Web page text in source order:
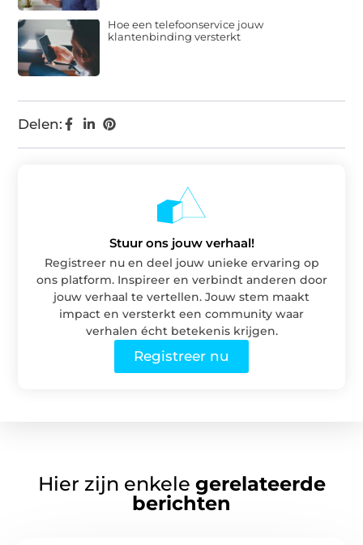
Delen:
Hoe een telefoonservice jouw
klantenbinding versterkt
Stuur ons jouw verhaal!
Registreer nu en deel jouw unieke ervaring op
ons platform. Inspireer en verbindt anderen door
jouw verhaal te vertellen. Jouw stem maakt
impact en versterkt een community waar
verhalen écht betekenis krijgen.
Registreer nu
Hier zijn enkele gerelateerde
berichten